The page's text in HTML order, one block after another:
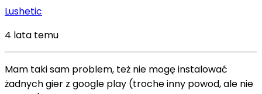
Lushetic
4 lata temu
Mam taki sam problem, też nie mogę instalować
żadnych gier z google play (troche inny powod, ale nie